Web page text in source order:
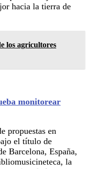
hacia la tierra de
los agricultores
monitorear
propuestas en
el título de
Barcelona, España,
la